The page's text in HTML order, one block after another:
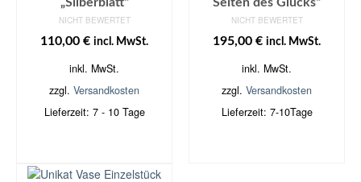
NICHT BEWERTET
110,00 € incl. MwSt.
inkl. MwSt.
zzgl. Versandkosten
Lieferzeit: 7 - 10 Tage
NICHT BEWERTET
195,00 € incl. MwSt.
inkl. MwSt.
zzgl. Versandkosten
Lieferzeit: 7-10Tage